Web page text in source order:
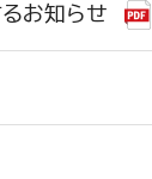
お知らせ